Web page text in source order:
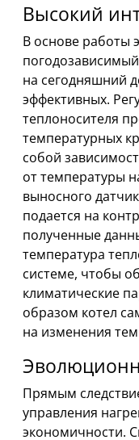
Высокий
В основе работы
на сегодняшний
эффективных.
теплоносителя
температурных
собой
от температуры
выносного
подается на
полученные
температура
системе, чтобы
климатические
образом котел
на изменения
Прямым
управления
экономичности.